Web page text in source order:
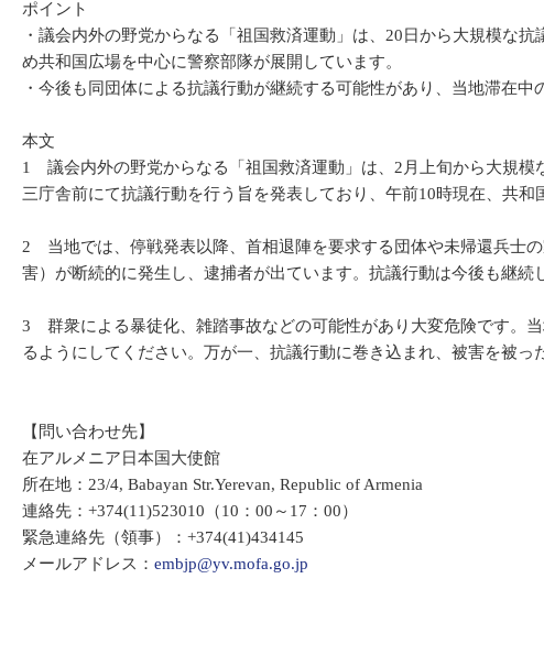
ポイント
・議会内外の野党からなる「祖国救済運動」は、20日から大規模な
め共和国広場を中心に警察部隊が展開しています。
・今後も同団体による抗議行動が継続する可能性があり、当地滞在
本文
1 議会内外の野党からなる「祖国救済運動」は、2月上旬から大規模
三庁舎前にて抗議行動を行う旨を発表しており、午前10時現在、共和
2 当地では、停戦発表以降、首相退陣を要求する団体や未帰還兵士
害）が断続的に発生し、逮捕者が出ています。抗議行動は今後も継続
3 群衆による暴徒化、雑踏事故などの可能性があり大変危険です。
るようにしてください。万が一、抗議行動に巻き込まれ、被害を被っ
【問い合わせ先】
在アルメニア日本国大使館
所在地：23/4, Babayan Str.Yerevan, Republic of Armenia
連絡先：+374(11)523010（10：00～17：00）
緊急連絡先（領事）：+374(41)434145
メールアドレス： embjp@yv.mofa.go.jp